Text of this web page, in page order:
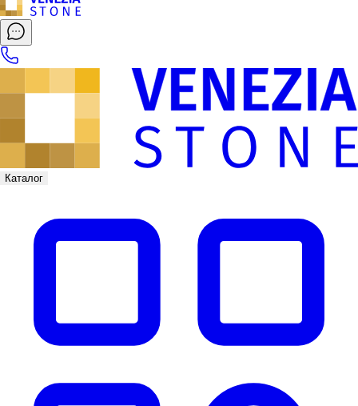
Каталог